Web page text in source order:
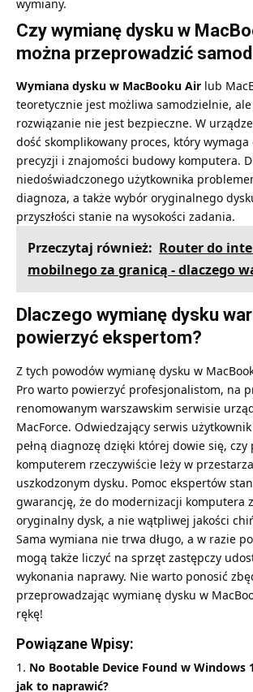
wymiany.
Czy wymianę dysku w
można przeprowadzić
Wymiana dysku w MacBooku Air lub
teoretycznie jest możliwa samodzielnie,
rozwiązanie nie jest bezpieczne. W
dość skomplikowany proces, który
precyzji i znajomości budowy komputera.
niedoświadczonego użytkownika
diagnoza, a także wybór oryginalnego
przyszłości stanie na wysokości zadania.
Przeczytaj również: Router do
mobilnego za granicą - dlaczego
Dlaczego wymianę dysku
powierzyć ekspertom?
Z tych powodów wymianę dysku w
Pro warto powierzyć profesjonalistom, na
renomowanym warszawskim serwisie
MacForce. Odwiedzający serwis
pełną diagnozę dzięki której dowie się,
komputerem rzeczywiście leży w
uszkodzonym dysku. Pomoc ekspertów
gwarancję, że do modernizacji komputera
oryginalny dysk, a nie wątpliwej jakości
Sama wymiana nie trwa długo, a w razie
mogą także liczyć na sprzęt zastępczy
wykonania naprawy. Nie warto ponosić
przeprowadzając wymianę dysku w
rękę!
Powiązane Wpisy:
No Bootable Device Found w Windows
jak to naprawić?